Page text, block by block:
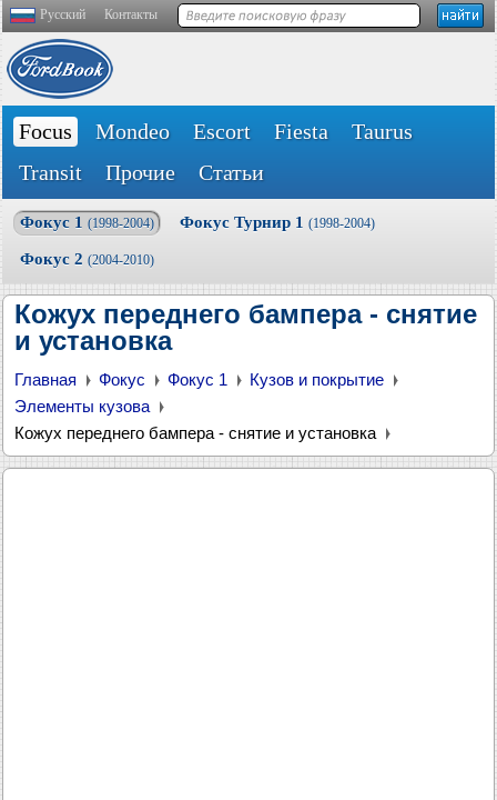
Русский Контакты
Focus Mondeo Escort Fiesta
Taurus
Transit
Прочие Статьи
Фокус 1 (1998-2004) Фокус Турнир 1 (1998-2004)
Фокус 2 (2004-2010)
Кожух переднего бампера - снятие
и установка
Главная Фокус Фокус 1
Кузов и покрытие
Элементы кузова
Кожух переднего бампера - снятие и установка